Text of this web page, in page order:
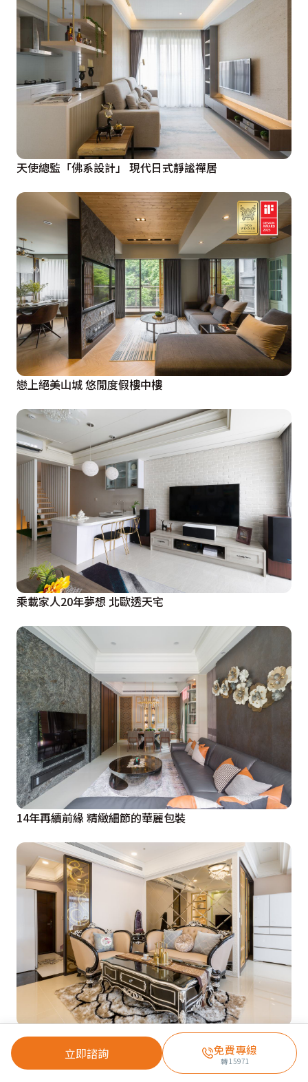
立即諮詢 免費專線
轉15971
天使總監「佛系設計」 現代日式靜謐禪居
戀上絕美山城 悠閒度假樓中樓
乘載家人20年夢想 北歐透天宅
14年再續前緣 精緻細節的華麗包裝
天使總監超給力 百分百浪漫美屋